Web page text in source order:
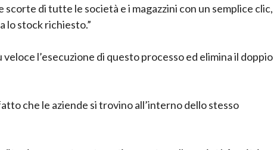
di tutte le società e i magazzini con un semplice clic,
lo stock richiesto.”
l’esecuzione di questo processo ed elimina il doppio
che le aziende si trovino all’interno dello stesso